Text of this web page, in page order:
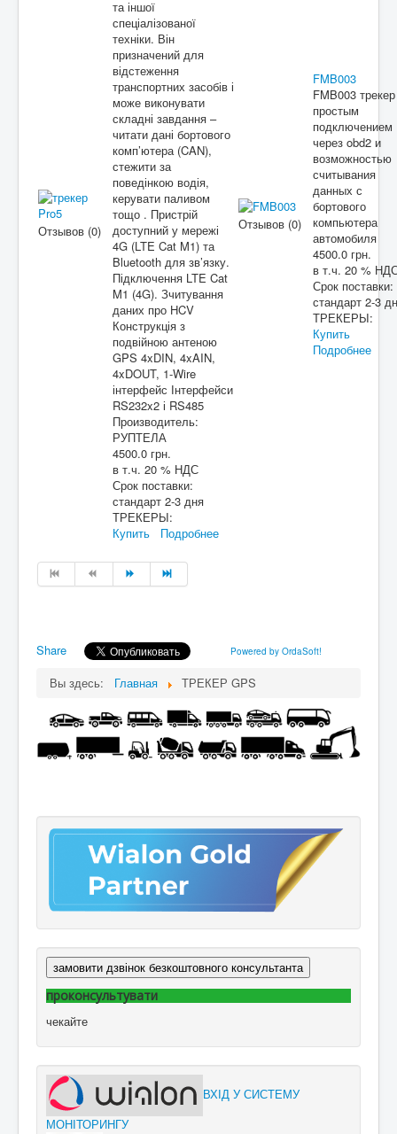
Отзывов (0)
та іншої
спеціалізованої
техніки. Він
призначений для
відстеження
транспортних засобів і
може виконувати
складні завдання –
читати дані бортового
комп’ютера (CAN),
стежити за
поведінкою водія,
керувати паливом
тощо . Пристрій
доступний у мережі
4G (LTE Cat M1) та
Bluetooth для зв’язку.
Підключення LTE Cat
M1 (4G). Зчитування
даних про HCV
Конструкція з
подвійною антеною
GPS 4xDIN, 4xAIN,
4xDOUT, 1-Wire
інтерфейс Інтерфейси
RS232x2 і RS485
Производитель:
РУПТЕЛА
4500.0 грн.
в т.ч. 20 % НДС
Срок поставки:
стандарт 2-3 дня
ТРЕКЕРЫ:
Купить
Подробнее
Отзывов (0)
FMB003
FMB003
простым
подключением
через obd2 и
возможностью
считывания
данных с
бортового
компьютера
автомобиля
4500.0 грн.
в т.ч. 20 %
Срок поставки:
стандарт 2-3
ТРЕКЕРЫ:
Купить
Подробнее
Share Powered by OrdaSoft!
Вы здесь: Главная ТРЕКЕР GPS
замовити дзвінок безкоштовного консультанта
проконсультувати
чекайте
ВХІД У СИСТЕМУ
МОНІТОРИНГУ